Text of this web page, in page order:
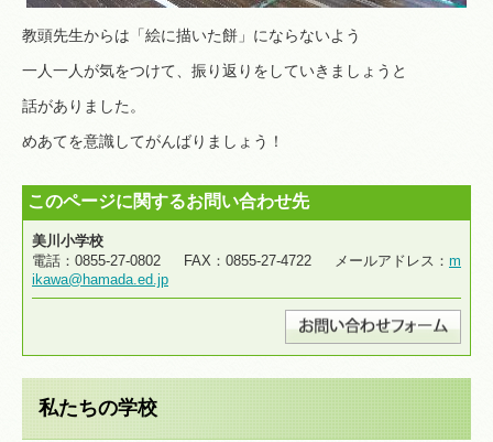
教頭先生からは「絵に描いた餅」にならないよう
一人一人が気をつけて、振り返りをしていきましょうと
話がありました。
めあてを意識してがんばりましょう！
このページに関するお問い合わせ先
美川小学校
電話：0855-27-0802 FAX：0855-27-4722 メールアドレス： m
ikawa@hamada.ed.jp
私たちの学校